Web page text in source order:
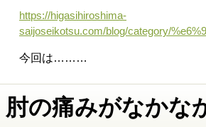
https://higasihiroshima-
saijoseikotsu.com/blog/category/
今回は………
肘の痛みがなかな